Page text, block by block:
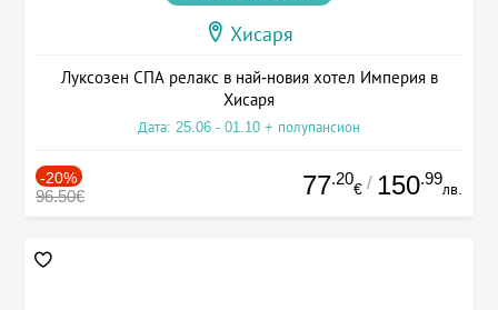
Хисаря
Луксозен СПА релакс в най-новия хотел Империя в
Хисаря
Дата: 25.06 - 01.10 + полупансион
-20%
96.50€ 77.20
€ / 150.99
лв.